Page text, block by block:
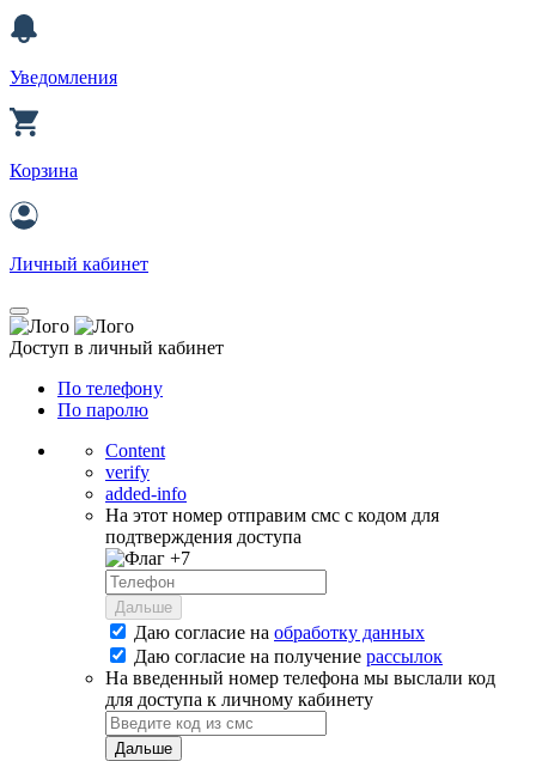
Уведомления
Корзина
Личный кабинет
Доступ в личный кабинет
По телефону
По паролю
Content
verify
added-info
На этот номер отправим смс с кодом для
подтверждения доступа
+7
Дальше
Даю согласие на обработку данных
Даю согласие на получение рассылок
На введенный номер телефона мы выслали код
для доступа к личному кабинету
Дальше